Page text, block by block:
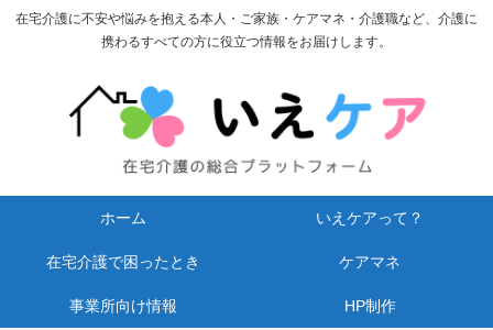
在宅介護に不安や悩みを抱える本人・ご家族・ケアマネ・介護職など、介護に
携わるすべての方に役立つ情報をお届けします。
ホーム いえケアって？
在宅介護で困ったとき ケアマネ
事業所向け情報 HP制作